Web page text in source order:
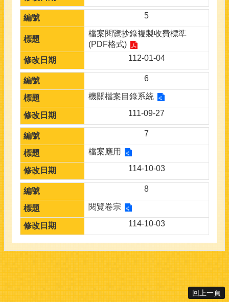
5
檔案閱覽抄錄複製收費標準
(PDF格式)
112-01-04
6
機關檔案目錄系統
111-09-27
7
檔案應用
114-10-03
8
閱覽卷宗
114-10-03
回上一頁